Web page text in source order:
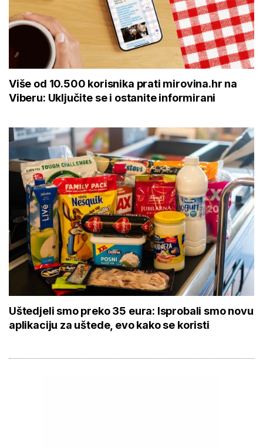
Više od 10.500 korisnika prati mirovina.hr na
Viberu: Uključite se i ostanite informirani
Uštedjeli smo preko 35 eura: Isprobali smo novu
aplikaciju za uštede, evo kako se koristi